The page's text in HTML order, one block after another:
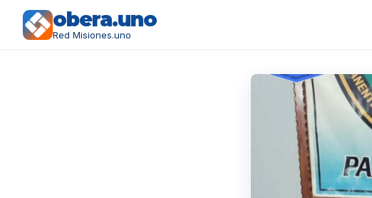
obera.uno
Red Misiones.uno